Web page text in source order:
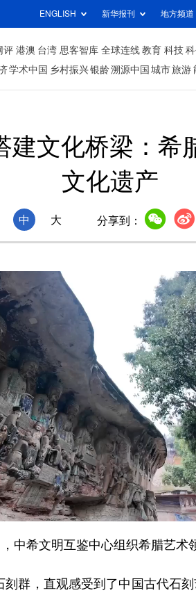
ENGLISH 新华报刊 地方频道
评 港澳 台湾 思客智库 全球连线 教育 科技 科
学术中国 乡村振兴银龄溯源中国 城市旅游
建文化桥梁：希
文化遗产
中 大 分享到：
希文明互鉴中心组织希腊艺术
，直观感受到了中国古代石刻